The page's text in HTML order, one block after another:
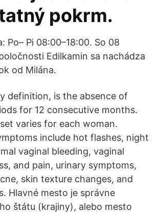
pokrm.
Po– Pi 08:00–18:00. So 08
Edilkamin sa nachádza
od Milána.
definition, is the absence of
for 12 consecutive months.
varies for each woman.
include hot flashes, night
vaginal bleeding, vaginal
and pain, urinary symptoms,
skin texture changes, and
Hlavné mesto je správne
štátu (krajiny), alebo mesto